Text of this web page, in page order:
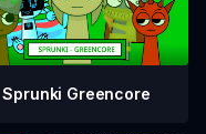
Sprunki Greencore